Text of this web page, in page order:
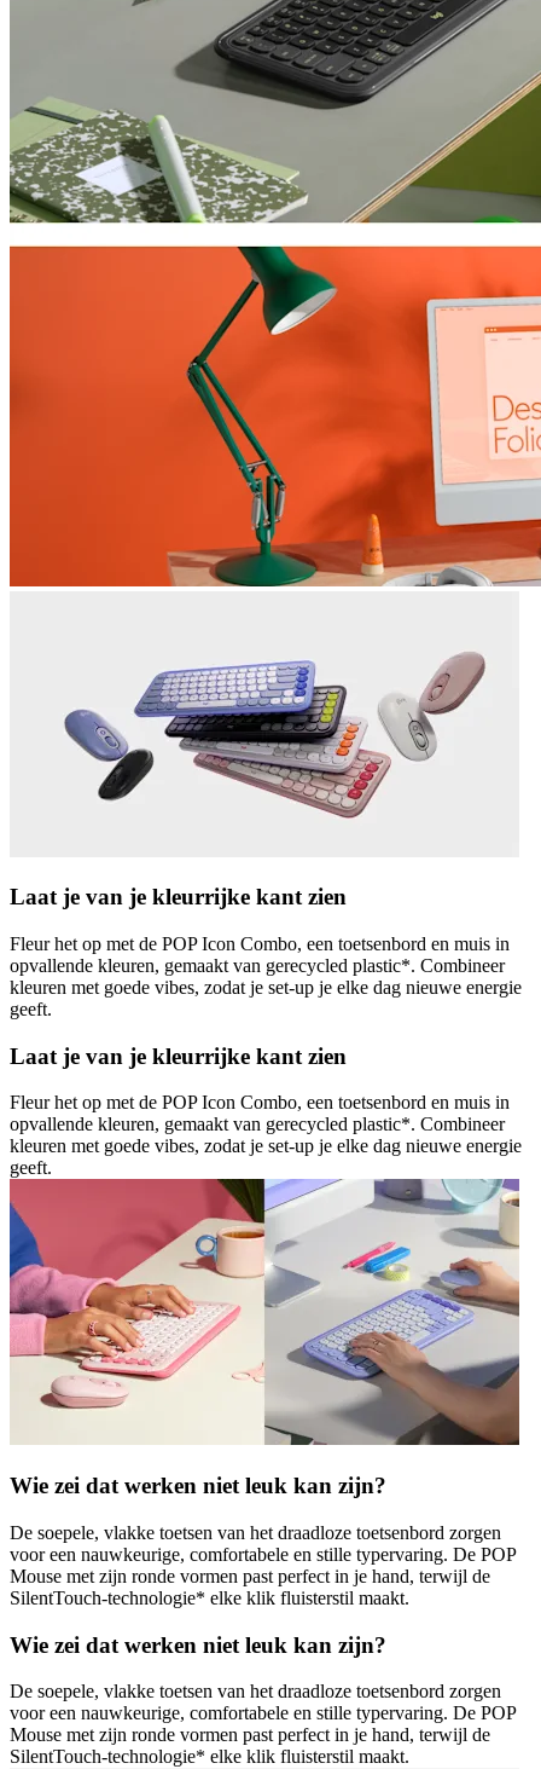
Laat je van je kleurrijke kant zien
Fleur het op met de POP Icon Combo, een toetsenbord en muis in
opvallende kleuren, gemaakt van gerecycled plastic*. Combineer
kleuren met goede vibes, zodat je set-up je elke dag nieuwe energie
geeft.
Laat je van je kleurrijke kant zien
Fleur het op met de POP Icon Combo, een toetsenbord en muis in
opvallende kleuren, gemaakt van gerecycled plastic*. Combineer
kleuren met goede vibes, zodat je set-up je elke dag nieuwe energie
geeft.
Wie zei dat werken niet leuk kan zijn?
De soepele, vlakke toetsen van het draadloze toetsenbord zorgen
voor een nauwkeurige, comfortabele en stille typervaring. De POP
Mouse met zijn ronde vormen past perfect in je hand, terwijl de
SilentTouch-technologie* elke klik fluisterstil maakt.
Wie zei dat werken niet leuk kan zijn?
De soepele, vlakke toetsen van het draadloze toetsenbord zorgen
voor een nauwkeurige, comfortabele en stille typervaring. De POP
Mouse met zijn ronde vormen past perfect in je hand, terwijl de
SilentTouch-technologie* elke klik fluisterstil maakt.